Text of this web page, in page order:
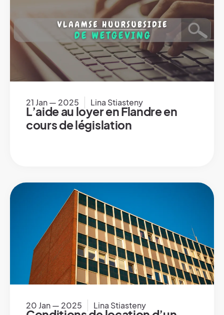
21 Jan — 2025 Lina Stiasteny
L’aide au loyer en Flandre en
cours de législation
20 Jan — 2025 Lina Stiasteny